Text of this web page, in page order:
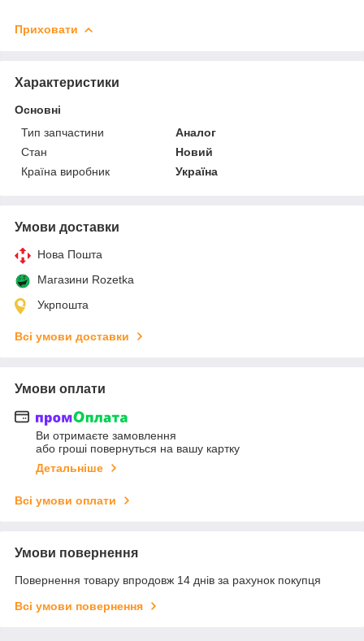
Приховати
Характеристики
Основні
Тип запчастини
Аналог
Стан
Новий
Країна виробник
Україна
Умови доставки
Нова Пошта
Магазини Rozetka
Укрпошта
Всі умови доставки
Умови оплати
Ви отримаєте замовлення
або гроші повернуться на вашу картку
Детальніше
Всі умови оплати
Умови повернення
Повернення товару впродовж 14 днів за рахунок покупця
Всі умови повернення